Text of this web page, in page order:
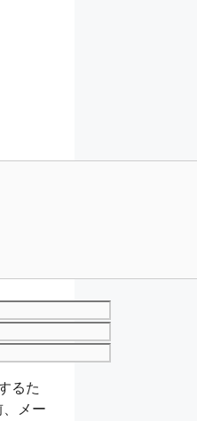
るた
メー